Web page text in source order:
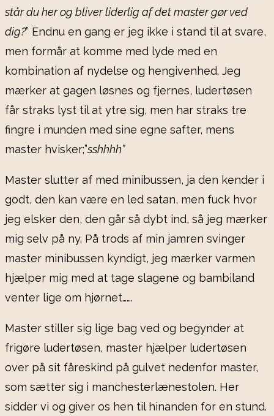
står du her og bliver liderlig af det master gør ved
dig?” Endnu en gang er jeg ikke i stand til at svare,
men formår at komme med lyde med en
kombination af nydelse og hengivenhed. Jeg
mærker at gagen løsnes og fjernes, ludertøsen
får straks lyst til at ytre sig, men har straks tre
fingre i munden med sine egne safter, mens
master hvisker;”sshhhh”
Master slutter af med minibussen, ja den kender i
godt, den kan være en led satan, men fuck hvor
jeg elsker den, den går så dybt ind, så jeg mærker
mig selv på ny. På trods af min jamren svinger
master minibussen kyndigt, jeg mærker varmen
hjælper mig med at tage slagene og bambiland
venter lige om hjørnet…….
Master stiller sig lige bag ved og begynder at
frigøre ludertøsen, master hjælper ludertøsen
over på sit fåreskind på gulvet nedenfor master,
som sætter sig i manchesterlænestolen. Her
sidder vi og giver os hen til hinanden for en stund.